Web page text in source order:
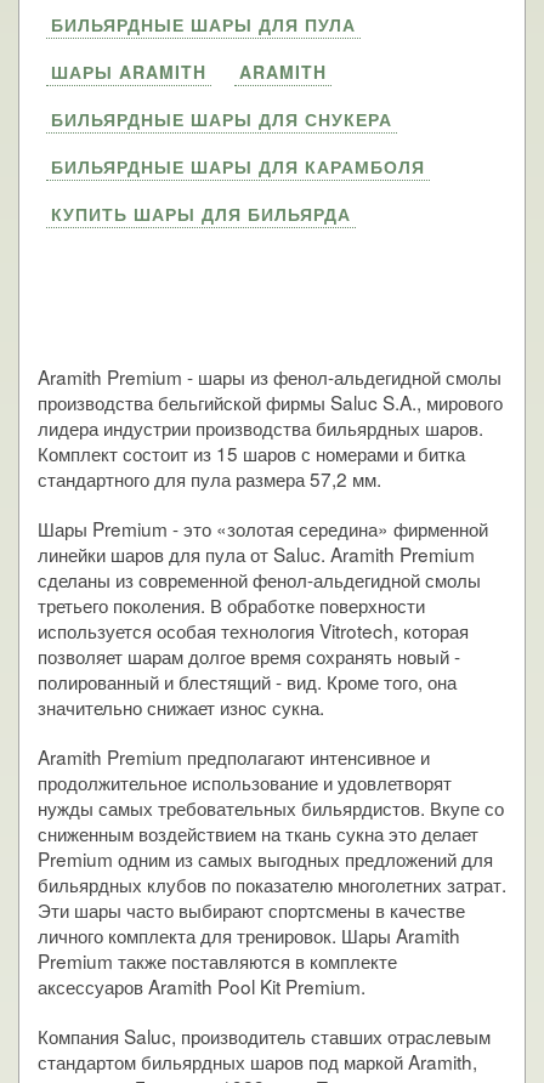
БИЛЬЯРДНЫЕ ШАРЫ ДЛЯ ПУЛА
ШАРЫ ARAMITH
ARAMITH
БИЛЬЯРДНЫЕ ШАРЫ ДЛЯ СНУКЕРА
БИЛЬЯРДНЫЕ ШАРЫ ДЛЯ КАРАМБОЛЯ
КУПИТЬ ШАРЫ ДЛЯ БИЛЬЯРДА
Aramith Premium - шары из фенол-альдегидной смолы
производства бельгийской фирмы Saluc S.A., мирового
лидера индустрии производства бильярдных шаров.
Комплект состоит из 15 шаров с номерами и битка
стандартного для пула размера 57,2 мм.
Шары Premium - это «золотая середина» фирменной
линейки шаров для пула от Saluc. Aramith Premium
сделаны из современной фенол-альдегидной смолы
третьего поколения. В обработке поверхности
используется особая технология Vitrotech, которая
позволяет шарам долгое время сохранять новый -
полированный и блестящий - вид. Кроме того, она
значительно снижает износ сукна.
Aramith Premium предполагают интенсивное и
продолжительное использование и удовлетворят
нужды самых требовательных бильярдистов. Вкупе со
сниженным воздействием на ткань сукна это делает
Premium одним из самых выгодных предложений для
бильярдных клубов по показателю многолетних затрат.
Эти шары часто выбирают спортсмены в качестве
личного комплекта для тренировок. Шары Aramith
Premium также поставляются в комплекте
аксессуаров Aramith Pool Kit Premium.
Компания Saluc, производитель ставших отраслевым
стандартом бильярдных шаров под маркой Aramith,